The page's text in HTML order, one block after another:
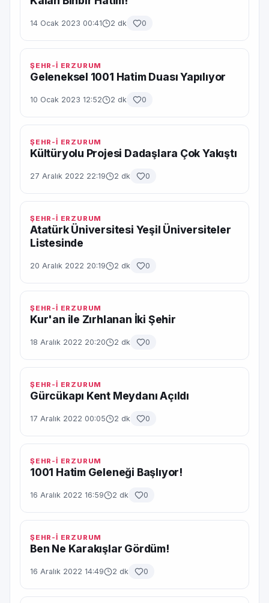
14 Ocak 2023 00:41 2 dk 0
ŞEHR-İ ERZURUM
Geleneksel 1001 Hatim Duası Yapılıyor
10 Ocak 2023 12:52 2 dk 0
ŞEHR-İ ERZURUM
Kültüryolu Projesi Dadaşlara Çok Yakıştı
27 Aralık 2022 22:19 2 dk 0
ŞEHR-İ ERZURUM
Atatürk Üniversitesi Yeşil Üniversiteler
Listesinde
20 Aralık 2022 20:19 2 dk 0
ŞEHR-İ ERZURUM
Kur'an ile Zırhlanan İki Şehir
18 Aralık 2022 20:20 2 dk 0
ŞEHR-İ ERZURUM
Gürcükapı Kent Meydanı Açıldı
17 Aralık 2022 00:05 2 dk 0
ŞEHR-İ ERZURUM
1001 Hatim Geleneği Başlıyor!
16 Aralık 2022 16:59 2 dk 0
ŞEHR-İ ERZURUM
Ben Ne Karakışlar Gördüm!
16 Aralık 2022 14:49 2 dk 0